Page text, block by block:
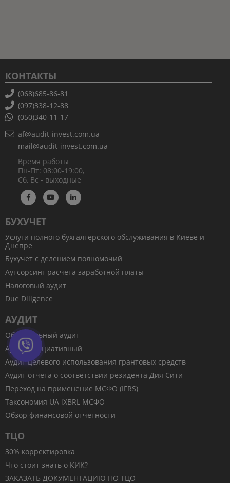
КОНТАКТЫ
(068)685-86-81
(097)338-12-88
(050)340-11-17
af@audit-invest.com.ua
mail@audit-invest.com.ua
Время работы
Пн-Пт: 08:00-19:00,
Сб, Вс - выходные
БУХУЧЕТ
Услуги полного бухгалтерского обслуживания в Киеве и
Днепре
Бухучет с делением полномочий
Аутсорсинг расчета заработной платы
Налоговый аудит
Due Diligence
АУДИТ
Обязательный аудит
Аудит инициативный
Аудит целевого использования грантовых средств
Аудит отчета о соответствии резидента Дия Сити
Переход на применение МСФО (IFRS)
Таксономия UA iXBRL МСФО
Обзор финансовой отчетности
ТЦО
30% корректировка
Что стоит знать о КИК?
ЗАКАЗАТЬ ДОКУМЕНТАЦИЮ ПО ТЦО